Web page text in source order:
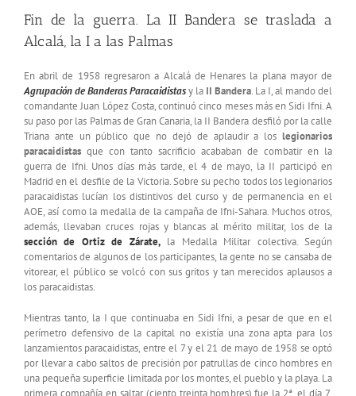
Fin de la guerra. La II Bandera se traslada a
Alcalá, la I a las Palmas
En abril de 1958 regresaron a Alcalá de Henares la plana mayor de
Agrupación de Banderas Paracaidistasy la II Bandera. La I, al mando del
comandante Juan López Costa, continuó cinco meses más en Sidi Ifni. A
su paso por las Palmas de Gran Canaria, la II Bandera desfiló por la calle
Triana ante un público que no dejó de aplaudir a loslegionarios
paracaidistasque con tanto sacrificio acababan de combatir en la
guerra de Ifni. Unos días más tarde, el 4 de mayo, la II participó en
Madrid en el desfile de la Victoria. Sobre su pecho todos los legionarios
paracaidistas lucían los distintivos del curso y de permanencia en el
AOE, así como la medalla de la campaña de Ifni-Sahara. Muchos otros,
además, llevaban cruces rojas y blancas al mérito militar, los de la
sección de Ortiz de Zárate,la Medalla Militar colectiva. Según
comentarios de algunos de los participantes, la gente no se cansaba de
vitorear, el público se volcó con sus gritos y tan merecidos aplausos a
los paracaidistas.
Mientras tanto, la I que continuaba en Sidi Ifni, a pesar de que en el
perímetro defensivo de la capital no existía una zona apta para los
lanzamientos paracaidistas, entre el 7 y el 21 de mayo de 1958 se optó
por llevar a cabo saltos de precisión por patrullas de cinco hombres en
una pequeña superficie limitada por los montes, el pueblo y la playa. La
primera compañía en saltar (ciento treinta hombres) fue la 2ª, el día 7.